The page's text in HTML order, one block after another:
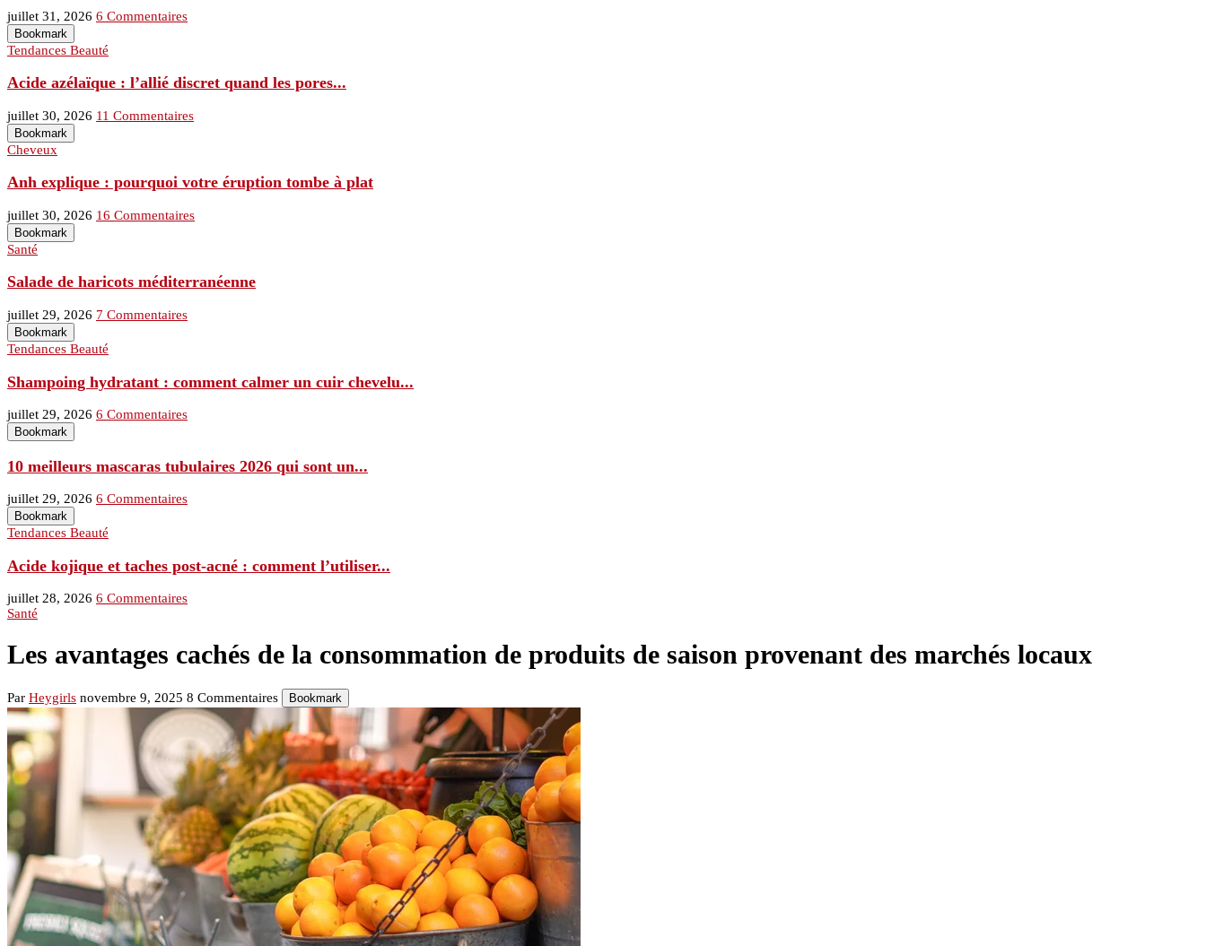
juillet 31, 2026 6 Commentaires
Bookmark
Tendances Beauté
Acide azélaïque : l’allié discret quand les pores...
juillet 30, 2026 11 Commentaires
Bookmark
Cheveux
Anh explique : pourquoi votre éruption tombe à plat
juillet 30, 2026 16 Commentaires
Bookmark
Santé
Salade de haricots méditerranéenne
juillet 29, 2026 7 Commentaires
Bookmark
Tendances Beauté
Shampoing hydratant : comment calmer un cuir chevelu...
juillet 29, 2026 6 Commentaires
Bookmark
10 meilleurs mascaras tubulaires 2026 qui sont un...
juillet 29, 2026 6 Commentaires
Bookmark
Tendances Beauté
Acide kojique et taches post-acné : comment l’utiliser...
juillet 28, 2026 6 Commentaires
Santé
Les avantages cachés de la consommation de produits de saison provenant des marchés locaux
Par Heygirls novembre 9, 2025 8 Commentaires Bookmark